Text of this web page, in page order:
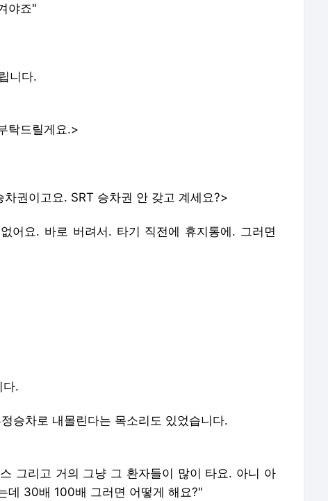
야죠"
니다.
탁드릴게요.>
권이고요. SRT 승차권 안 갖고 계세요?>
어요. 바로 버려서. 타기 직전에 휴지통에. 그러면
다.
승차로 내몰린다는 목소리도 있었습니다.
그리고 거의 그냥 그 환자들이 많이 타요. 아니 아
데 30배 100배 그러면 어떻게 해요?"